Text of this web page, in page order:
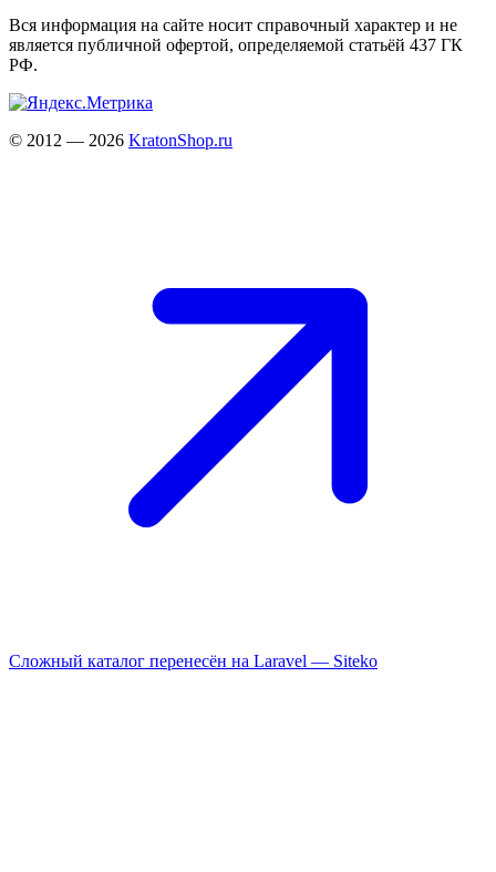
Вся информация на сайте носит справочный характер и не
является публичной офертой, определяемой статьёй 437 ГК
РФ.
© 2012 — 2026 KratonShop.ru
Сложный каталог перенесён на Laravel — Siteko